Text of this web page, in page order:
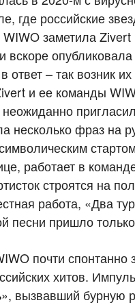
где российские
WIWO заметила
вскоре
ответ – так возник
и ее команды
несколько фраз на
работает в
строятся на
работа, «Два
песни пришло
почти спонтанно
хитов.
вызвавший бурную